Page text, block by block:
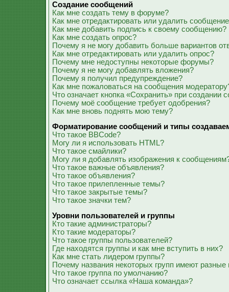
Создание сообщений
Как мне создать тему в форуме?
Как мне отредактировать или удалить
Как мне добавить подпись к своему сообщению?
Как мне создать опрос?
Почему я не могу добавить больше вариантов
Как мне отредактировать или удалить опрос?
Почему мне недоступны некоторые форумы?
Почему я не могу добавлять вложения?
Почему я получил предупреждение?
Как мне пожаловаться на сообщения
Что означает кнопка «Сохранить» при создании
Почему моё сообщение требует одобрения?
Как мне вновь поднять мою тему?
Форматирование сообщений и типы
Что такое BBCode?
Могу ли я использовать HTML?
Что такое смайлики?
Могу ли я добавлять изображения к
Что такое важные объявления?
Что такое объявления?
Что такое прилепленные темы?
Что такое закрытые темы?
Что такое значки тем?
Уровни пользователей и группы
Кто такие администраторы?
Кто такие модераторы?
Что такое группы пользователей?
Где находятся группы и как мне вступить в них?
Как мне стать лидером группы?
Почему названия некоторых групп имеют разные
Что такое группа по умолчанию?
Что означает ссылка «Наша команда»?